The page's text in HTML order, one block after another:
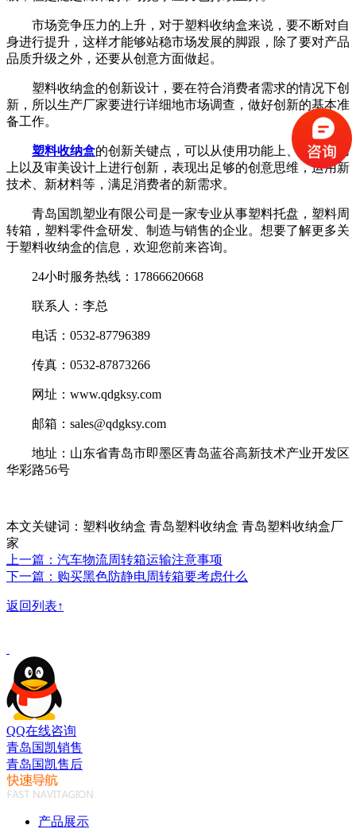
市场竞争压力的上升，对于塑料收纳盒来说，要不断对自
身进行提升，这样才能够站稳市场发展的脚跟，除了要对产品
品质升级之外，还要从创意方面做起。
塑料收纳盒的创新设计，要在符合消费者需求的情况下创
新，所以生产厂家要进行详细地市场调查，做好创新的基本准
备工作。
塑料收纳盒的创新关键点，可以从使用功能上、制作工艺
上以及审美设计上进行创新，表现出足够的创意思维，运用新
技术、新材料等，满足消费者的新需求。
青岛国凯塑业有限公司是一家专业从事塑料托盘，塑料周
转箱，塑料零件盒研发、制造与销售的企业。想要了解更多关
于塑料收纳盒的信息，欢迎您前来咨询。
24小时服务热线：17866620668
联系人：李总
电话：0532-87796389
传真：0532-87873266
网址：www.qdgksy.com
邮箱：sales@qdgksy.com
地址：山东省青岛市即墨区青岛蓝谷高新技术产业开发区
华彩路56号
本文关键词：塑料收纳盒 青岛塑料收纳盒 青岛塑料收纳盒厂
家
上一篇：汽车物流周转箱运输注意事项
下一篇：购买黑色防静电周转箱要考虑什么
返回列表↑
QQ在线咨询
青岛国凯销售
青岛国凯售后
产品展示